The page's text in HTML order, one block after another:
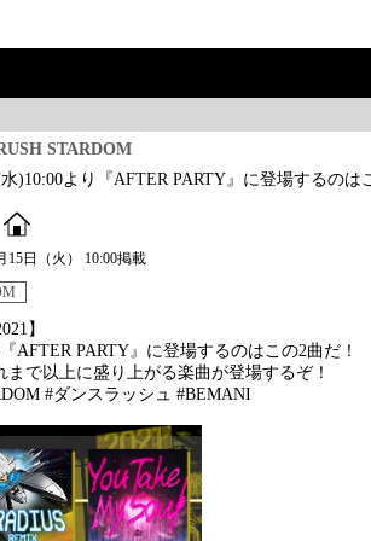
STARDOM
)10:00より『AFTER PARTY』に登場するのは
15日（火） 10:00掲載
】
AFTER PARTY』に登場するのはこの2曲だ！
で以上に盛り上がる楽曲が登場するぞ！
#ダンスラッシュ #BEMANI